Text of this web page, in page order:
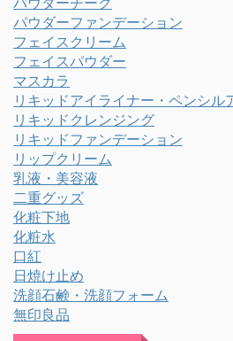
パウダーファンデーション
フェイスクリーム
フェイスパウダー
マスカラ
リキッドアイライナー・ペンシル
リキッドクレンジング
リキッドファンデーション
リップクリーム
乳液・美容液
二重グッズ
化粧下地
化粧水
口紅
日焼け止め
洗顔石鹸・洗顔フォーム
無印良品